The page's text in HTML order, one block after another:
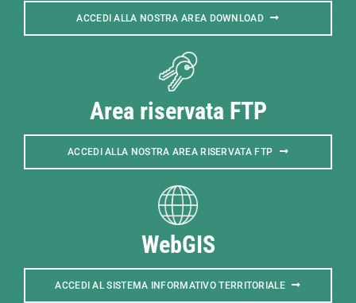
ACCEDI ALLA NOSTRA AREA DOWNLOAD
Area riservata FTP
ACCEDI ALLA NOSTRA AREA RISERVATA FTP
WebGIS
ACCEDI AL SISTEMA INFORMATIVO TERRITORIALE